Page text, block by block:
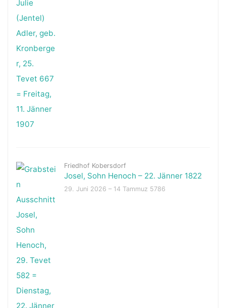
Friedhof Kobersdorf
Josel, Sohn Henoch – 22. Jänner 1822
29. Juni 2026 – 14 Tammuz 5786